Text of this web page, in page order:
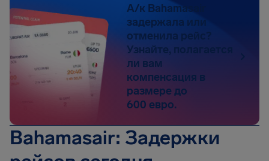
А/к Bahamasair
задержала или
отменила рейс?
Узнайте, полагается
ли вам
компенсация в
размере до
600 евро.
Bahamasair: Задержки